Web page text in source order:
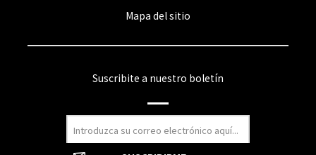
Mapa del sitio
Suscribite a nuestro boletín